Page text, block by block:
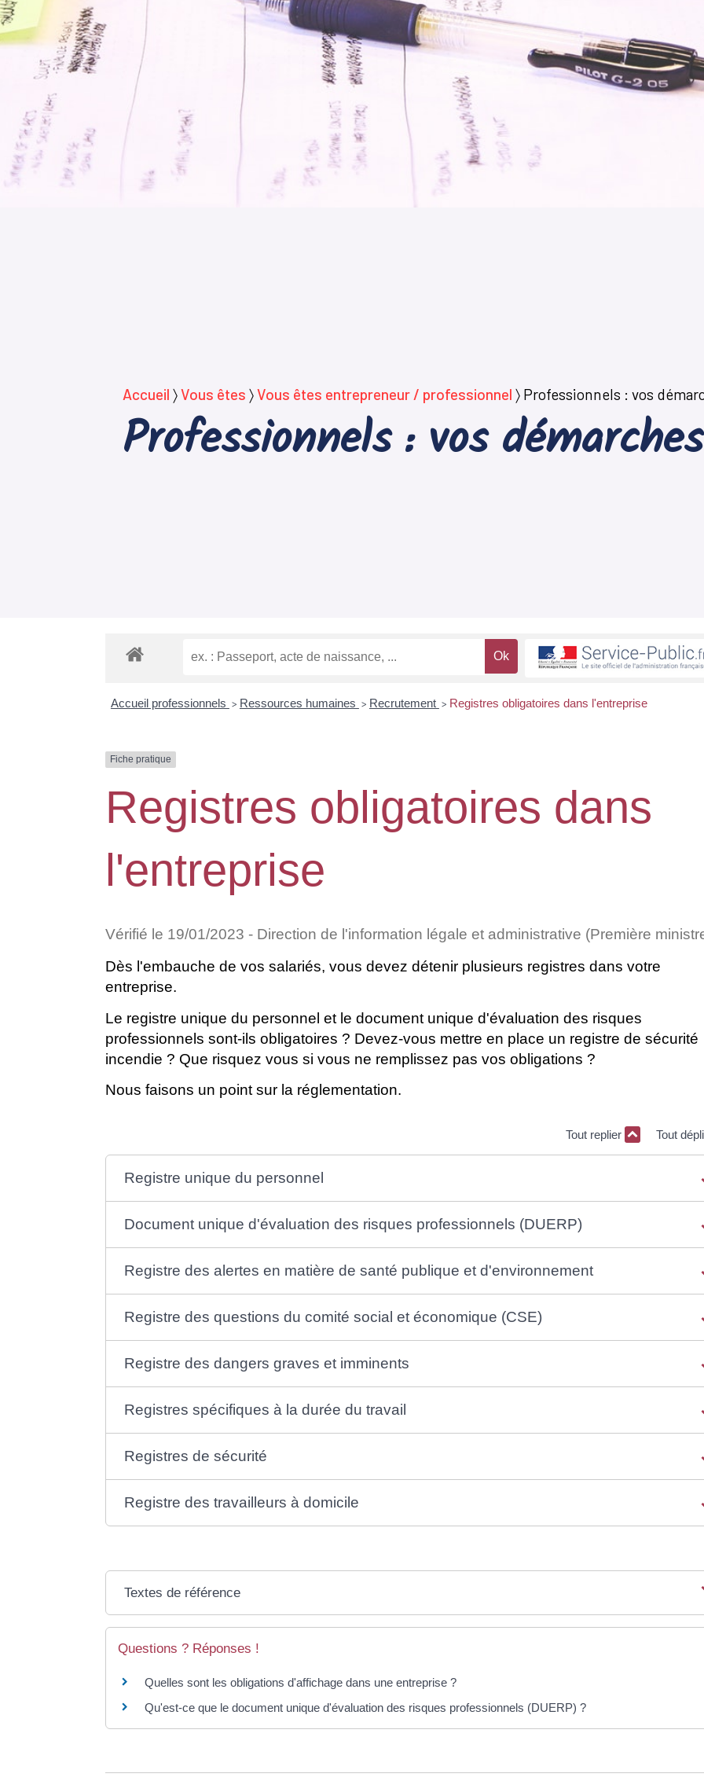
Accueil 〉Vous êtes 〉Vous êtes entrepreneur / professionnel 〉 Professionnels : vos
Professionnels : vos
Accueil professionnels > Ressources humaines > Recrutement > Registres obligatoires dans l'entreprise
Fiche pratique
Registres obligatoires dans
l'entreprise
Vérifié le 19/01/2023 - Direction de l'information légale et administrative (Première
Dès l'embauche de vos salariés, vous devez détenir plusieurs registres dans votre
entreprise.
Le registre unique du personnel et le document unique d'évaluation des risques
professionnels sont-ils obligatoires ? Devez-vous mettre en place un registre de sécurité
incendie ? Que risquez vous si vous ne remplissez pas vos obligations ?
Nous faisons un point sur la réglementation.
Tout replier Tout
Registre unique du personnel
Document unique d'évaluation des risques professionnels (DUERP)
Registre des alertes en matière de santé publique et d'environnement
Registre des questions du comité social et économique (CSE)
Registre des dangers graves et imminents
Registres spécifiques à la durée du travail
Registres de sécurité
Registre des travailleurs à domicile
Textes de référence
Questions ? Réponses !
Quelles sont les obligations d'affichage dans une entreprise ?
Qu'est-ce que le document unique d'évaluation des risques professionnels (DUERP) ?